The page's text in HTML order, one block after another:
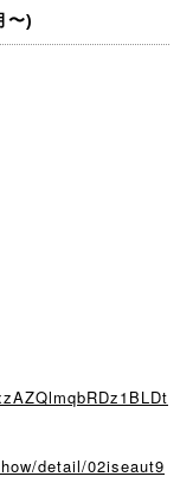
〜)
detail/02iseaut9